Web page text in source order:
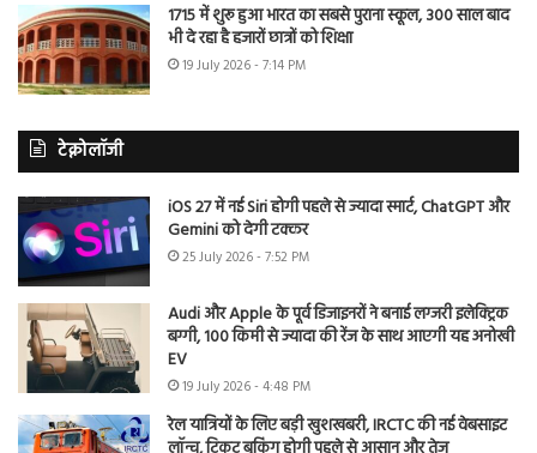
1715 में शुरू हुआ भारत का सबसे पुराना स्कूल, 300 साल बाद
भी दे रहा है हजारों छात्रों को शिक्षा
19 July 2026 - 7:14 PM
टेक्नोलॉजी
iOS 27 में नई Siri होगी पहले से ज्यादा स्मार्ट, ChatGPT और
Gemini को देगी टक्कर
25 July 2026 - 7:52 PM
Audi और Apple के पूर्व डिजाइनरों ने बनाई लग्जरी इलेक्ट्रिक
बग्गी, 100 किमी से ज्यादा की रेंज के साथ आएगी यह अनोखी
EV
19 July 2026 - 4:48 PM
रेल यात्रियों के लिए बड़ी खुशखबरी, IRCTC की नई वेबसाइट